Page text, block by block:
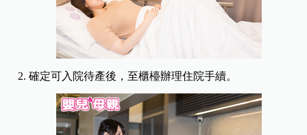
2. 確定可入院待產後，至櫃檯辦理住院手續。